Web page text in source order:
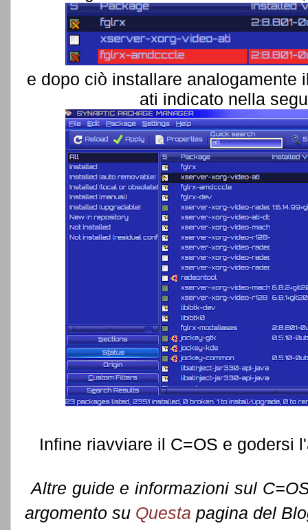
e dopo ciò installare analogamente
ati indicato nella
Infine riavviare il C=OS e godersi
Altre guide e informazioni sul
argomento su Questa pagina del